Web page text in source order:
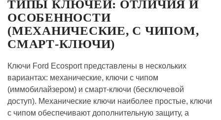
ТИПЫ КЛЮЧЕЙ: ОТЛИЧИЯ И
ОСОБЕННОСТИ
(МЕХАНИЧЕСКИЕ, С ЧИПОМ,
СМАРТ-КЛЮЧИ)
Ключи Ford Ecosport представлены в нескольких
вариантах: механические, ключи с чипом
(иммобилайзером) и смарт-ключи (бесключевой
доступ). Механические ключи наиболее простые, ключи
с чипом обеспечивают дополнительную защиту, а